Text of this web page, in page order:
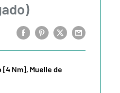
Nm], Muelle de